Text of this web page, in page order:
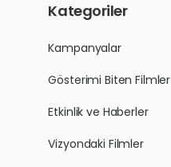
Kategoriler
Kampanyalar
Gösterimi Biten Filmler
Etkinlik ve Haberler
Vizyondaki Filmler